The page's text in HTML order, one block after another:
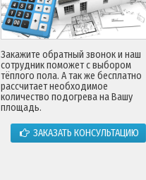
Закажите обратный звонок и наш
сотрудник поможет с выбором
тёплого пола. А так же бесплатно
рассчитает необходимое
количество подогрева на Вашу
площадь.
ЗАКАЗАТЬ КОНСУЛЬТАЦИЮ